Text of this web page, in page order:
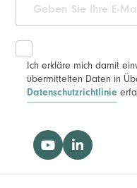
Ich erkläre mich damit
übermittelten Daten in
Datenschutzrichtlinie